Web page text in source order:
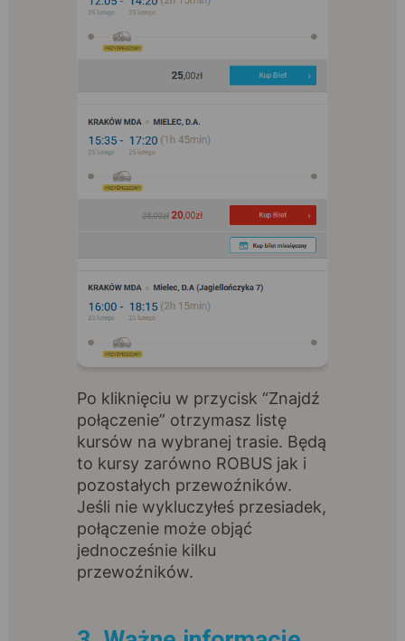
Po kliknięciu w przycisk “Znajdź
połączenie” otrzymasz listę
kursów na wybranej trasie. Będą
to kursy zarówno ROBUS jak i
pozostałych przewoźników.
Jeśli nie wykluczyłeś przesiadek,
połączenie może objąć
jednocześnie kilku
przewoźników.